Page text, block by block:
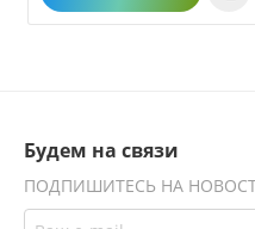
Будем на связи
ПОДПИШИТЕСЬ НА